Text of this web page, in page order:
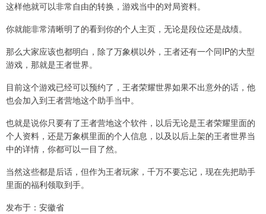
这样他就可以非常自由的转换，游戏当中的对局资料。
你就能非常清晰明了的看到你的个人主页，无论是段位还是战绩。
那么大家应该也都明白，除了万象棋以外，王者还有一个同IP的大型
游戏，那就是王者世界。
目前这个游戏已经可以预约了，王者荣耀世界如果不出意外的话，他
也会加入到王者营地这个助手当中。
也就是说你只要有了王者营地这个软件，以后无论是王者荣耀里面的
个人资料，还是万象棋里面的个人信息，以及以后上架的王者世界当
中的详情，你都可以一目了然。
当然这些都是后话，但作为王者玩家，千万不要忘记，现在先把助手
里面的福利领取到手。
发布于：安徽省